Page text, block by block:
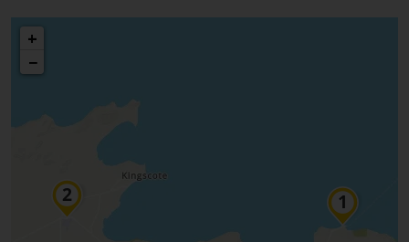
+
−